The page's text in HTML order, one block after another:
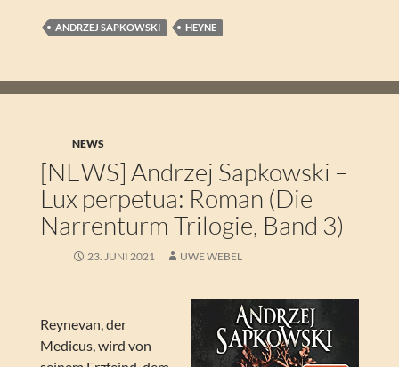
ANDRZEJ SAPKOWSKI HEYNE
NEWS
[NEWS] Andrzej Sapkowski –
Lux perpetua: Roman (Die
Narrenturm-Trilogie, Band 3)
23. JUNI 2021 UWE WEBEL
Reynevan, der
Medicus, wird von